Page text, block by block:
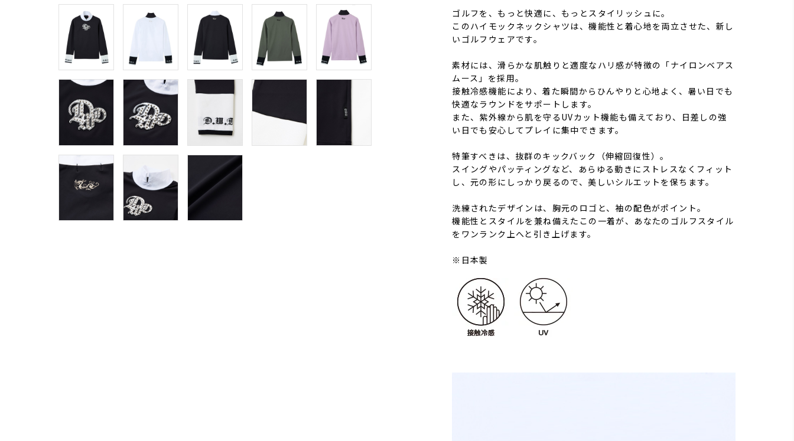
ゴルフを、もっと快適に、もっとスタイリッシュに。
このハイモックネックシャツは、機能性と着心地を両立させた、新し
いゴルフウェアです。
素材には、滑らかな肌触りと適度なハリ感が特徴の「ナイロンベアス
ムース」を採用。
接触冷感機能により、着た瞬間からひんやりと心地よく、暑い日でも
快適なラウンドをサポートします。
また、紫外線から肌を守るUVカット機能も備えており、日差しの強
い日でも安心してプレイに集中できます。
特筆すべきは、抜群のキックバック（伸縮回復性）。
スイングやパッティングなど、あらゆる動きにストレスなくフィット
し、元の形にしっかり戻るので、美しいシルエットを保ちます。
洗練されたデザインは、胸元のロゴと、袖の配色がポイント。
機能性とスタイルを兼ね備えたこの一着が、あなたのゴルフスタイル
をワンランク上へと引き上げます。
※日本製